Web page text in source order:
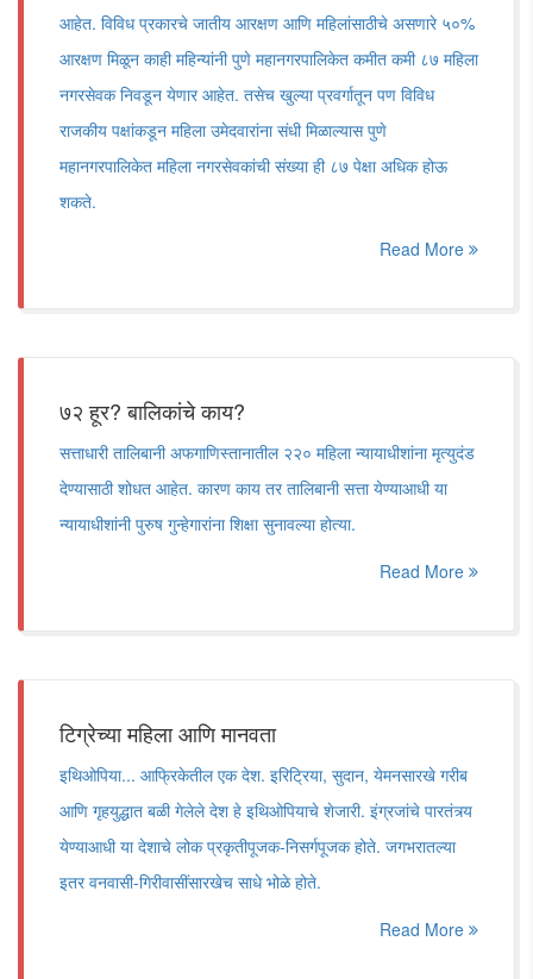
आहेत. विविध प्रकारचे जातीय आरक्षण आणि महिलांसाठीचे असणारे ५०%
आरक्षण मिळून काही महिन्यांनी पुणे महानगरपालिकेत कमीत कमी ८७ महिला
नगरसेवक निवडून येणार आहेत. तसेच खुल्या प्रवर्गातून पण विविध
राजकीय पक्षांकडून महिला उमेदवारांना संधी मिळाल्यास पुणे
महानगरपालिकेत महिला नगरसेवकांची संख्या ही ८७ पेक्षा अधिक होऊ
शकते.
Read More
७२ हूर? बालिकांचे काय?
सत्ताधारी तालिबानी अफगाणिस्तानातील २२० महिला न्यायाधीशांना मृत्युदंड
देण्यासाठी शोधत आहेत. कारण काय तर तालिबानी सत्ता येण्याआधी या
न्यायाधीशांनी पुरुष गुन्हेगारांना शिक्षा सुनावल्या होत्या.
Read More
टिग्रेच्या महिला आणि मानवता
इथिओपिया... आफ्रिकेतील एक देश. इरिट्रिया, सुदान, येमनसारखे गरीब
आणि गृहयुद्धात बळी गेलेले देश हे इथिओपियाचे शेजारी. इंग्रजांचे पारतंत्र्य
येण्याआधी या देशाचे लोक प्रकृतीपूजक-निसर्गपूजक होते. जगभरातल्या
इतर वनवासी-गिरीवासींसारखेच साधे भोळे होते.
Read More